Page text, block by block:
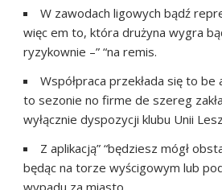
W zawodach ligowych bądź
więc em to, która drużyna wygra
ryzykownie –” “na remis.
Współpraca przekłada się to
to sezonie no firme de szereg
wyłącznie dyspozycji klubu Unii
Z aplikacją” “będziesz mógł
będąc na torze wyścigowym lub
wypadu za miasto.